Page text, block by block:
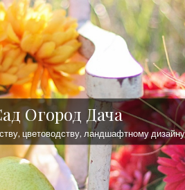
Огород Дача
цветоводству, ландшафтному